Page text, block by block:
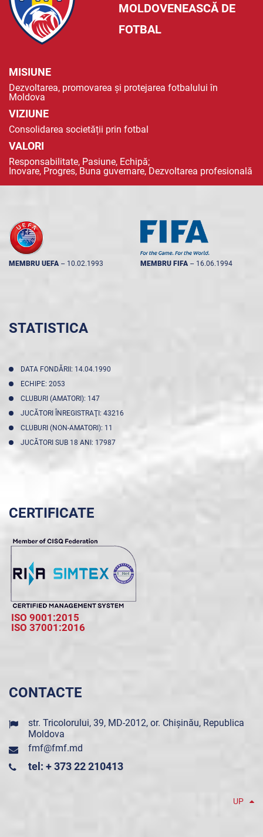
MOLDOVENEASCĂ DE
FOTBAL
MISIUNE
Dezvoltarea, promovarea și protejarea fotbalului în
Moldova
VIZIUNE
Consolidarea societății prin fotbal
VALORI
Responsabilitate, Pasiune, Echipă;
Inovare, Progres, Buna guvernare, Dezvoltarea profesională
MEMBRU UEFA -- 10.02.1993 MEMBRU FIFA -- 16.06.1994
STATISTICA
DATA FONDĂRII: 14.04.1990
ECHIPE: 2053
CLUBURI (AMATORI): 147
JUCĂTORI ÎNREGISTRAŢI: 43216
CLUBURI (NON-AMATORI): 11
JUCĂTORI SUB 18 ANI: 17987
CERTIFICATE
ISO 9001:2015
ISO 37001:2016
CONTACTE
str. Tricolorului, 39, MD-2012, or. Chișinău, Republica
Moldova
fmf@fmf.md
tel: + 373 22 210413
UP